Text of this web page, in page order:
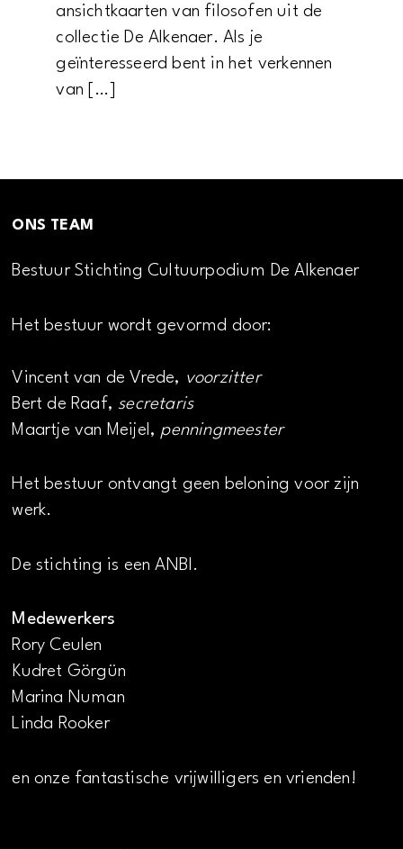
ansichtkaarten van filosofen uit de
collectie De Alkenaer. Als je
geïnteresseerd bent in het verkennen
van […]
ONS TEAM
Bestuur Stichting Cultuurpodium De Alkenaer
Het bestuur wordt gevormd door:
Vincent van de Vrede, voorzitter
Bert de Raaf, secretaris
Maartje van Meijel, penningmeester
Het bestuur ontvangt geen beloning voor zijn
werk.
De stichting is een ANBI.
Medewerkers
Rory Ceulen
Kudret Görgün
Marina Numan
Linda Rooker
en onze fantastische vrijwilligers en vrienden!